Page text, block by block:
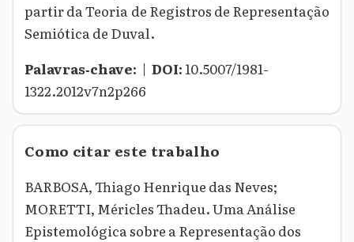
partir da Teoria de Registros de Representação
Semiótica de Duval.
Palavras‑chave: | DOI: 10.5007/1981-
1322.2012v7n2p266
Como citar este trabalho
BARBOSA, Thiago Henrique das Neves;
MORETTI, Méricles Thadeu. Uma Análise
Epistemológica sobre a Representação dos